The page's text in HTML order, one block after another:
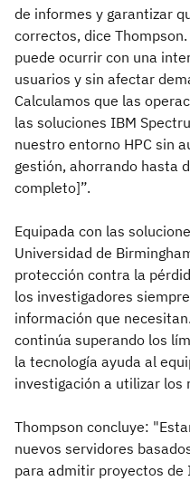
de informes y garantizar
correctos, dice
puede ocurrir con una
usuarios y sin afectar
Calculamos que las
las soluciones IBM
nuestro entorno HPC sin
gestión, ahorrando hasta
completo]”.
Equipada con las
Universidad de
protección contra la
los investigadores
información que
continúa superando los
la tecnología ayuda al
investigación a utilizar los
Thompson concluye:
nuevos servidores
para admitir proyectos de